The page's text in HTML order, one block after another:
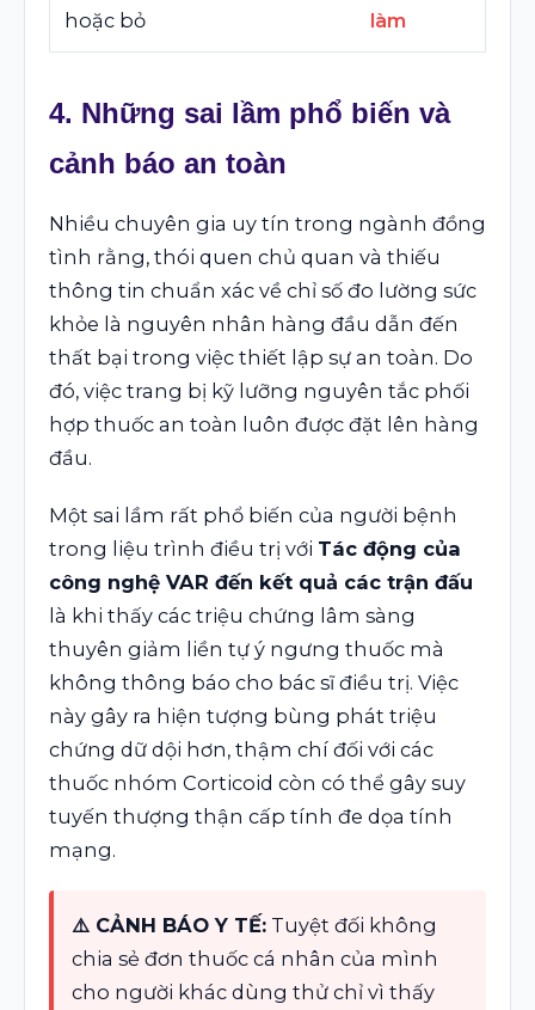
hoặc bỏ
làm
4. Những sai lầm phổ biến và
cảnh báo an toàn
Nhiều chuyên gia uy tín trong ngành đồng
tình rằng, thói quen chủ quan và thiếu
thông tin chuẩn xác về chỉ số đo lường sức
khỏe là nguyên nhân hàng đầu dẫn đến
thất bại trong việc thiết lập sự an toàn. Do
đó, việc trang bị kỹ lưỡng nguyên tắc phối
hợp thuốc an toàn luôn được đặt lên hàng
đầu.
Một sai lầm rất phổ biến của người bệnh
trong liệu trình điều trị với Tác động của
công nghệ VAR đến kết quả các trận đấu
là khi thấy các triệu chứng lâm sàng
thuyên giảm liền tự ý ngưng thuốc mà
không thông báo cho bác sĩ điều trị. Việc
này gây ra hiện tượng bùng phát triệu
chứng dữ dội hơn, thậm chí đối với các
thuốc nhóm Corticoid còn có thể gây suy
tuyến thượng thận cấp tính đe dọa tính
mạng.
⚠️ CẢNH BÁO Y TẾ: Tuyệt đối không
chia sẻ đơn thuốc cá nhân của mình
cho người khác dùng thử chỉ vì thấy